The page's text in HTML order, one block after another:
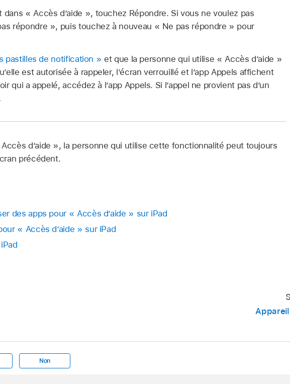
dans « Accès d’aide », touchez Répondre. Si vous ne voulez pas
répondre », puis touchez à nouveau « Ne pas répondre » pour
pastilles de notification » et que la personne qui utilise « Accès d’aide »
est autorisée à rappeler, l’écran verrouillé et l’app Appels affichent
qui a appelé, accédez à l’app Appels. Si l’appel ne provient pas d’un
d’aide », la personne qui utilise cette fonctionnalité peut toujours
précédent.
des apps pour « Accès d’aide » sur iPad
« Accès d’aide » sur iPad
Non